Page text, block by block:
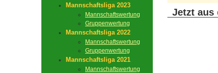
Mannschaftsliga 2023
Mannschaftswertung
Gruppenwertung
Mannschaftsliga 2022
Mannschaftswertung
Gruppenwertung
Mannschaftsliga 2021
Mannschaftswertung
Jetzt aus